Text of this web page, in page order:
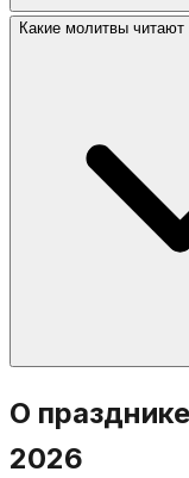
Моше и пролом
всегда
Какие молитвы
Стандартные
Халлель, Мусаф,
Таханун не
О
2026